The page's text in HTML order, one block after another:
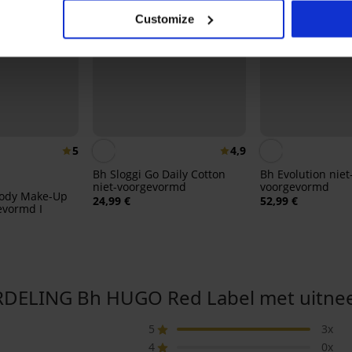
Customize
5
Make-Up
I
4,9
Bh Sloggi Go Daily Cotton
niet-voorgevormd
24,99 €
Bh Evolution niet-
voorgevormd
52,99 €
Bh HUGO Red Label met
5
3x
4
0x